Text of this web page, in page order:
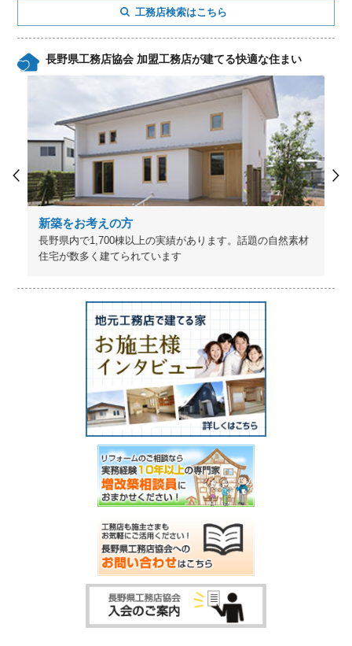
工務店検索はこちら
長野県工務店協会 加盟工務店が建てる快適な住まい
新築をお考えの方
長野県内で1,700棟以上の実績があります。話題の自然素材
住宅が数多く建てられています